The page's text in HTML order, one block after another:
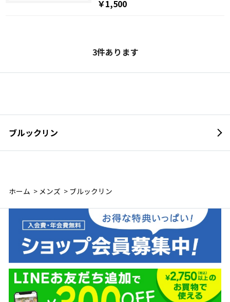
￥1,500
3件あります
ブルックリン
ホーム > メンズ > ブルックリン